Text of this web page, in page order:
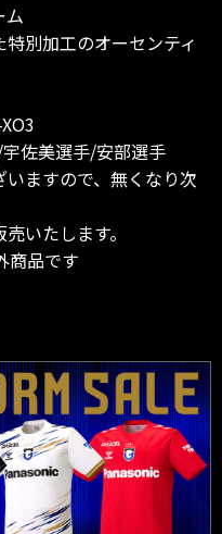
ム
別加工のオーセンティ
佐美選手/安部選手
ますので、無くなり次
いたします。
商品です